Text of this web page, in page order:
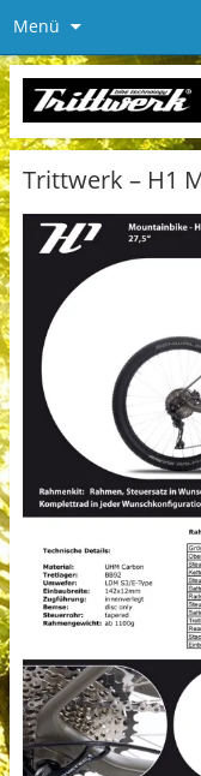
Menü
Trittwerk – H1